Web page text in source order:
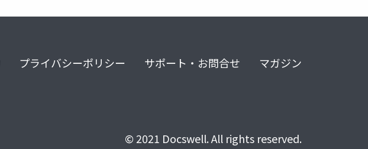
プライバシーポリシー サポート・お問合せ マガジン
© 2021 Docswell. All rights reserved.